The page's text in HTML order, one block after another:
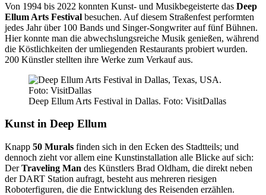
Von 1994 bis 2022 konnten Kunst- und Musikbegeisterte das Deep
Ellum Arts Festival besuchen. Auf diesem Straßenfest performten
jedes Jahr über 100 Bands und Singer-Songwriter auf fünf Bühnen.
Hier konnte man die abwechslungsreiche Musik genießen, während
die Köstlichkeiten der umliegenden Restaurants probiert wurden.
200 Künstler stellten ihre Werke zum Verkauf aus.
Deep Ellum Arts Festival in Dallas. Foto: VisitDallas
Kunst in Deep Ellum
Knapp 50 Murals finden sich in den Ecken des Stadtteils; und
dennoch zieht vor allem eine Kunstinstallation alle Blicke auf sich:
DerTraveling Man des Künstlers Brad Oldham, die direkt neben
der DART Station aufragt, besteht aus mehreren riesigen
Roboterfiguren, die die Entwicklung des Reisenden erzählen.